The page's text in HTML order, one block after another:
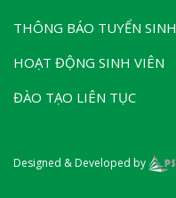
THÔNG BÁO TUYỂN SINH
HOẠT ĐỘNG SINH VIÊN
ĐÀO TẠO LIÊN TỤC
Designed & Developed by